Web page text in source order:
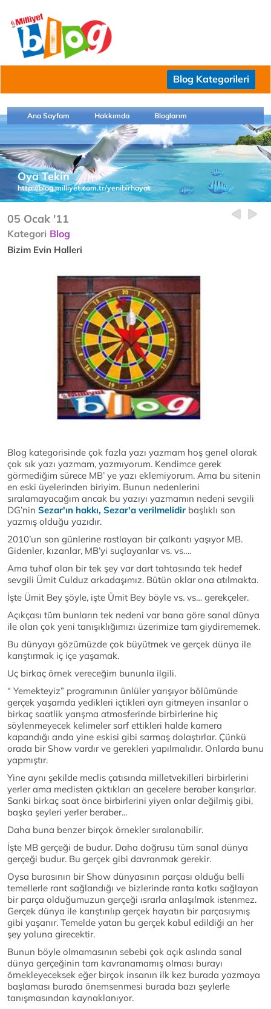
Blog Kategorileri
Ana Sayfam Hakkımda Bloglarım
Oya Tekin
http://blog.milliyet.com.tr/yenibirhayat
05 Ocak '11
Kategori Blog
Bizim Evin Halleri
Blog kategorisinde çok fazla yazı yazmam hoş genel olarak
çok sık yazı yazmam, yazmıyorum. Kendimce gerek
görmediğim sürece MB’ ye yazı eklemiyorum. Ama bu sitenin
en eski üyelerinden biriyim. Bunun nedenlerini
sıralamayacağım ancak bu yazıyı yazmamın nedeni sevgili
DG’nin Sezar'ın hakkı, Sezar'a verilmelidir başlıklı son
yazmış olduğu yazıdır.
2010’un son günlerine rastlayan bir çalkantı yaşıyor MB.
Gidenler, kızanlar, MB’yi suçlayanlar vs. vs….
Ama tuhaf olan bir tek şey var dart tahtasında tek hedef
sevgili Ümit Culduz arkadaşımız. Bütün oklar ona atılmakta.
İşte Ümit Bey şöyle, işte Ümit Bey böyle vs. vs… gerekçeler.
Açıkçası tüm bunların tek nedeni var bana göre sanal dünya
ile olan çok yeni tanışıklığımızı üzerimize tam giydirememek.
Bu dünyayı gözümüzde çok büyütmek ve gerçek dünya ile
karıştırmak iç içe yaşamak.
Uç birkaç örnek vereceğim bununla ilgili.
“ Yemekteyiz” programının ünlüler yarışıyor bölümünde
gerçek yaşamda yedikleri içtikleri ayrı gitmeyen insanlar o
birkaç saatlik yarışma atmosferinde birbirlerine hiç
söylenmeyecek kelimeler sarf ettikleri halde kamera
kapandığı anda yine eskisi gibi sarmaş dolaştırlar. Çünkü
orada bir Show vardır ve gerekleri yapılmalıdır. Onlarda bunu
yapmıştır.
Yine aynı şekilde meclis çatısında milletvekilleri birbirlerini
yerler ama meclisten çıktıkları an gecelere beraber karışırlar.
Sanki birkaç saat önce birbirlerini yiyen onlar değilmiş gibi,
başka şeyleri yerler beraber...
Daha buna benzer birçok örnekler sıralanabilir.
İşte MB gerçeği de budur. Daha doğrusu tüm sanal dünya
gerçeği budur. Bu gerçek gibi davranmak gerekir.
Oysa burasının bir Show dünyasının parçası olduğu belli
temellerle rant sağlandığı ve bizlerinde ranta katkı sağlayan
bir parça olduğumuzun gerçeği ısrarla anlaşılmak istenmez.
Gerçek dünya ile karıştırılıp gerçek hayatın bir parçasıymış
gibi yaşanır. Temelde yatan bu gerçek kabul edildiği an her
şey yoluna girecektir.
Bunun böyle olmamasının sebebi çok açık aslında sanal
dünya gerçeğinin tam kavranamamış olması burayı
örnekleyeceksek eğer birçok insanın ilk kez burada yazmaya
başlaması burada önemsenmesi burada bazı şeylerle
tanışmasından kaynaklanıyor.